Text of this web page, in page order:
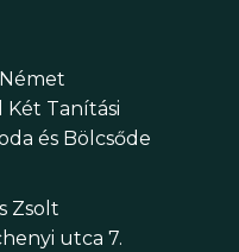
Két Tanítási
és Bölcsőde
Zsolt
utca 7.